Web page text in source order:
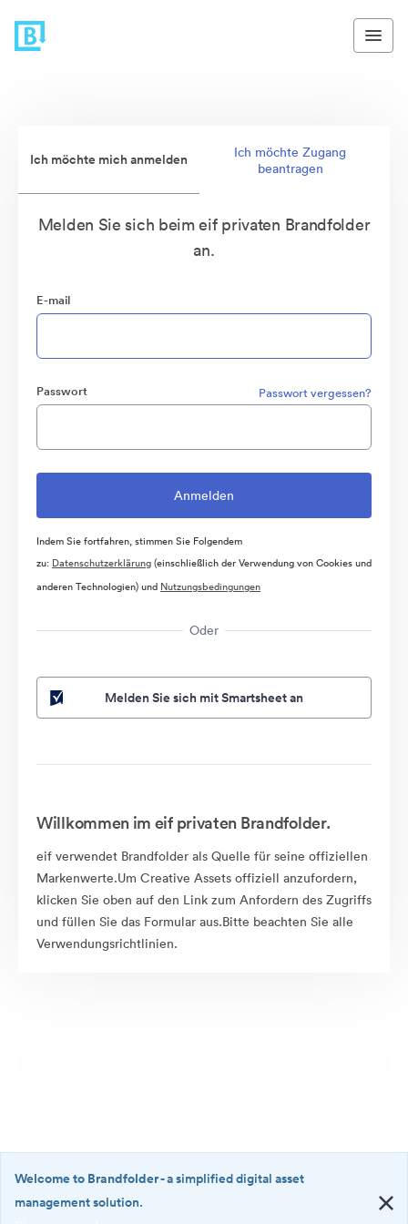
Ich möchte mich anmelden
Ich möchte Zugang
beantragen
Melden Sie sich beim eif privaten Brandfolder
an.
E-mail
Passwort Passwort vergessen?
Indem Sie fortfahren, stimmen Sie Folgendem
zu: Datenschutzerklärung(einschließlich der Verwendung von Cookies und
anderen Technologien) und Nutzungsbedingungen
Oder
Melden Sie sich mit Smartsheet an
Willkommen im eif privaten Brandfolder.
eif verwendet Brandfolder als Quelle für seine offiziellen
Markenwerte.Um Creative Assets offiziell anzufordern,
klicken Sie oben auf den Link zum Anfordern des Zugriffs
und füllen Sie das Formular aus.Bitte beachten Sie alle
Verwendungsrichtlinien.
Welcome to Brandfolder- a simplified digital asset
management solution.